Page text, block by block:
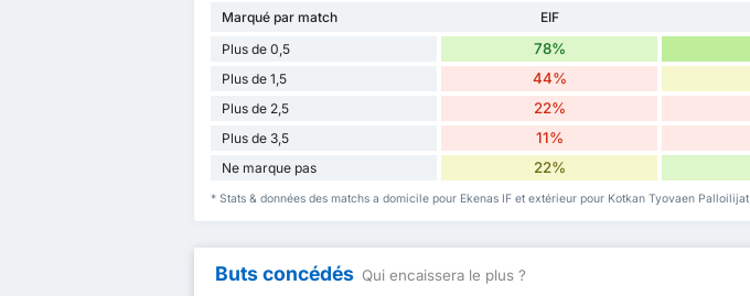
Marqué par match EIF
Plus de 0,5
78%
Plus de 1,5 44%
Plus de 2,5 22%
Plus de 3,5 11%
Ne marque pas 22%
* Stats & données des matchs a domicile pour Ekenas IF et extérieur pour Kotkan Tyovaen Palloilijat
Buts concédés Qui encaissera le plus ?